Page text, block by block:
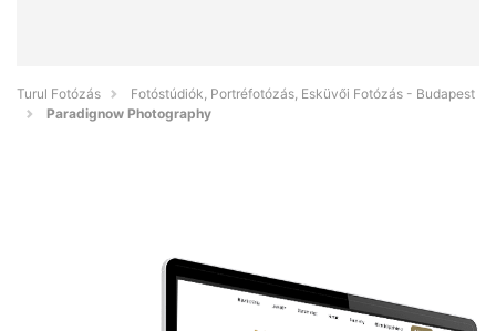
Turul Fotózás
Fotóstúdiók, Portréfotózás, Esküvői Fotózás - Budapest
Paradignow Photography